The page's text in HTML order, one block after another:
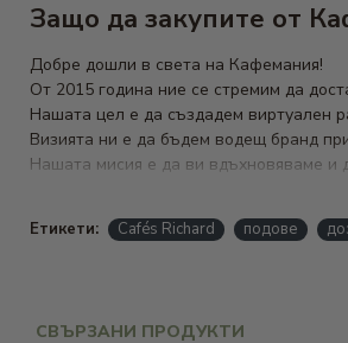
Защо да закупите от
Добре дошли в света на Кафемания!
От 2015 година ние се стремим да
Нашата цел е да създадем виртуален
Визията ни е да бъдем водещ бранд
Нашата мисия е да ви вдъхновяваме и
Допълнително предлагаме
кафе Борбоне;
Етикети: Cafés Richard подове
СВЪРЗАНИ ПРОДУКТИ